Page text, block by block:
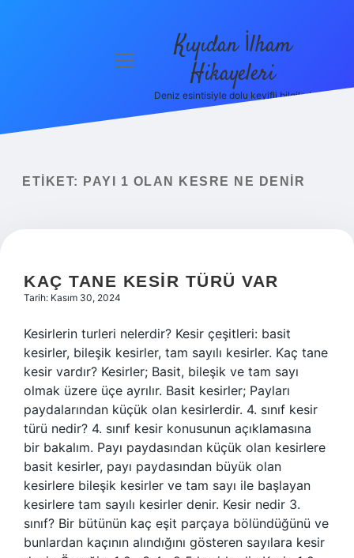
menüyü
Kıyıdan İlham
Hikayeleri
Deniz esintisiyle dolu keyifli bilgiler!
ETIKET: PAYI 1 OLAN KESRE NE DENIR
KAÇ TANE KESIR TÜRÜ VAR
Tarih: Kasım 30, 2024
Kesirlerin turleri nelerdir? Kesir çeşitleri: basit
kesirler, bileşik kesirler, tam sayılı kesirler. Kaç tane
kesir vardır? Kesirler; Basit, bileşik ve tam sayı
olmak üzere üçe ayrılır. Basit kesirler; Payları
paydalarından küçük olan kesirlerdir. 4. sınıf kesir
türü nedir? 4. sınıf kesir konusunun açıklamasına
bir bakalım. Payı paydasından küçük olan kesirlere
basit kesirler, payı paydasından büyük olan
kesirlere bileşik kesirler ve tam sayı ile başlayan
kesirlere tam sayılı kesirler denir. Kesir nedir 3.
sınıf? Bir bütünün kaç eşit parçaya bölündüğünü ve
bunlardan kaçının alındığını gösteren sayılara kesir